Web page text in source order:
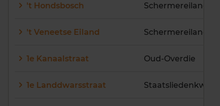
Q
R S U
V
't Hondsbosch Schermereiland
't Veneetse Eiland Schermereiland
1e Kanaalstraat Oud-Overdie
1e Landdwarsstraat